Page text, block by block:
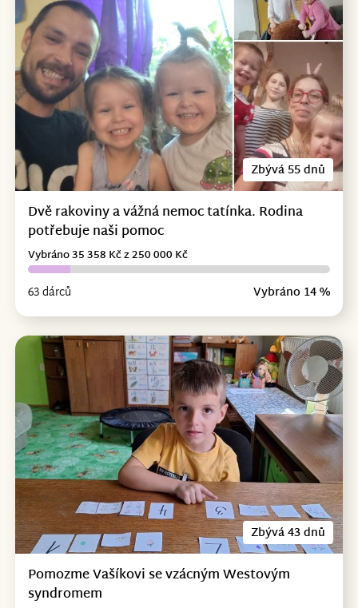
Zbývá 55 dnů
Dvě rakoviny a vážná nemoc tatínka. Rodina
potřebuje naši pomoc
63 dárců Vybráno 14 %
Vybráno 35 358 Kč z 250 000 Kč
Zbývá 43 dnů
Pomozme Vašíkovi se vzácným Westovým
syndromem